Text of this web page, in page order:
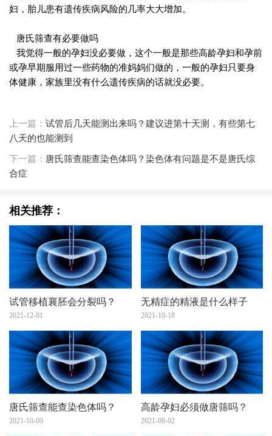
妇，胎儿患有遗传疾病风险的几率大大增加。
唐氏筛查有必要做吗
我觉得一般的孕妇没必要做，这个一般是那些高龄孕妇和孕前
或孕早期服用过一些药物的准妈妈们做的，一般的孕妇只要身
体健康，家族里没有什么遗传疾病的话就没必要。
上一篇： 试管后几天能测出来吗？建议进第十天测，有些第七
八天的也能测到
下一篇： 唐氏筛查能查染色体吗？染色体有问题是不是唐氏综
合症
相关推荐：
试管移植襄胚会分裂吗？
2021-12-01
无精症的精液是什么样子
2021-10-18
唐氏筛查能查染色体吗？
2021-10-09
高龄孕妇必须做唐筛吗？
2021-08-02